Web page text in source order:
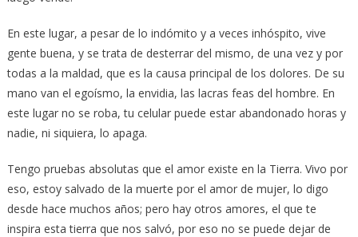
En este lugar, a pesar de lo indómito y a veces inhóspito, vive
gente buena, y se trata de desterrar del mismo, de una vez y por
todas a la maldad, que es la causa principal de los dolores. De su
mano van el egoísmo, la envidia, las lacras feas del hombre. En
este lugar no se roba, tu celular puede estar abandonado horas y
nadie, ni siquiera, lo apaga.
Tengo pruebas absolutas que el amor existe en la Tierra. Vivo por
eso, estoy salvado de la muerte por el amor de mujer, lo digo
desde hace muchos años; pero hay otros amores, el que te
inspira esta tierra que nos salvó, por eso no se puede dejar de